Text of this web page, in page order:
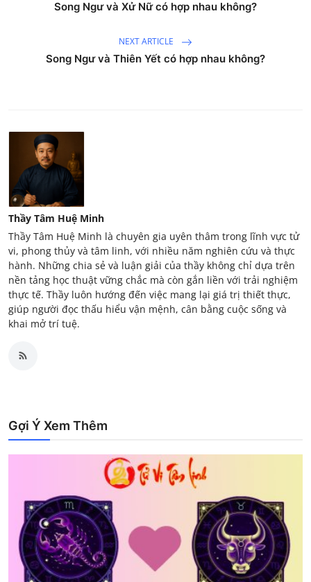
Song Ngư và Xử Nữ có hợp nhau không?
NEXT ARTICLE
Song Ngư và Thiên Yết có hợp nhau không?
Thầy Tâm Huệ Minh
Thầy Tâm Huệ Minh là chuyên gia uyên thâm trong lĩnh vực tử
vi, phong thủy và tâm linh, với nhiều năm nghiên cứu và thực
hành. Những chia sẻ và luận giải của thầy không chỉ dựa trên
nền tảng học thuật vững chắc mà còn gắn liền với trải nghiệm
thực tế. Thầy luôn hướng đến việc mang lại giá trị thiết thực,
giúp người đọc thấu hiểu vận mệnh, cân bằng cuộc sống và
khai mở trí tuệ.
Gợi Ý Xem Thêm